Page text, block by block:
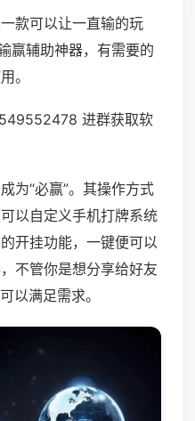
款可以让一直输的玩
赢辅助神器，有需要的
。
进群获取软
为“必赢”。其操作方式
以自定义手机打牌系统
开挂功能，一键便可以
不管你是想分享给好友
以满足需求。